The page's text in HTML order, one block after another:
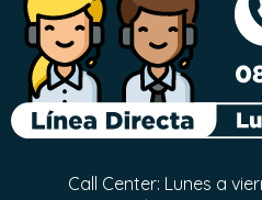
Call Center: Lunes a